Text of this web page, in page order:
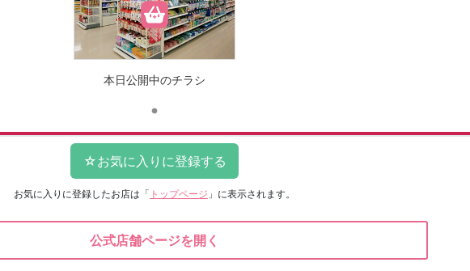
本日公開中のチラシ
お気に入りに登録したお店は 「 トップページ 」に表示されます。
公式店舗ページを開く